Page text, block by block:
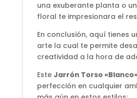
una exuberante planta o
floral te impresionara el
En conclusión, aquí tienes
arte la cual te permite
creatividad a la hora de
Este Jarrón Torso «Blanco»
perfección en cualquier